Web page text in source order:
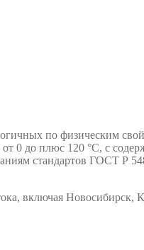
по физическим
0 до плюс 120 °С, с
стандартов ГОСТ Р
включая Новосибирск,